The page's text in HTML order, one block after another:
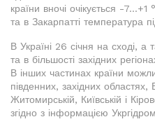
країни вночі очікується -
та в Закарпатті температура
В Україні 26 січня на сході, а
та в більшості західних
В інших частинах країни
південних, західних областях,
Житомирській, Київській і
згідно з інформацією